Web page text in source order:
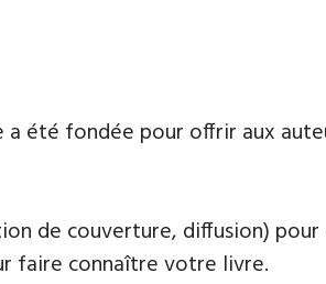
a été fondée pour offrir aux
de couverture, diffusion)
faire connaître votre livre.